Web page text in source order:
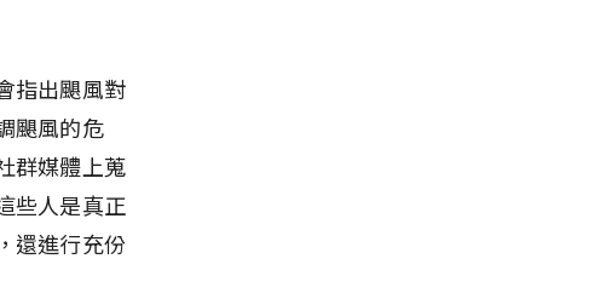
指出颶風對
颶風的危
群媒體上蒐
些人是真正
還進行充份